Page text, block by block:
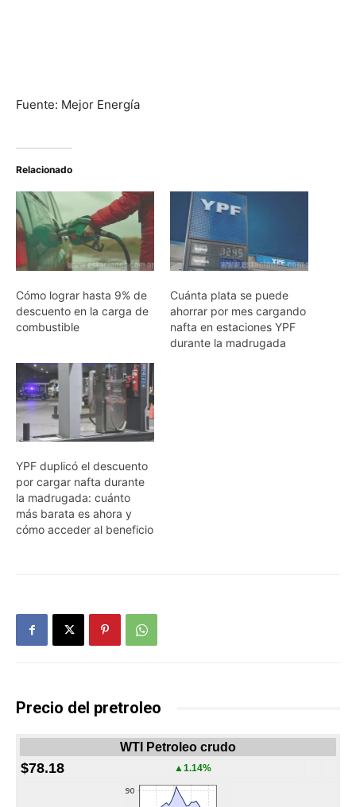
Fuente: Mejor Energía
Relacionado
Cómo lograr hasta 9% de
descuento en la carga de
combustible
Cuánta plata se puede
ahorrar por mes cargando
nafta en estaciones YPF
durante la madrugada
YPF duplicó el descuento
por cargar nafta durante
la madrugada: cuánto
más barata es ahora y
cómo acceder al beneficio
Precio del pretroleo
WTI Petroleo crudo
$78.18 ▲1.14%